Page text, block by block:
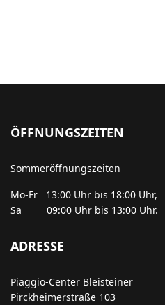
ÖFFNUNGSZEITEN
Sommeröffnungszeiten
Mo-Fr 13:00 Uhr bis 18:00 Uhr,
Sa 09:00 Uhr bis 13:00 Uhr.
ADRESSE
Piaggio-Center Bleisteiner
Pirckheimerstraße 103